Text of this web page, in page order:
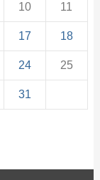
10 11
17 18
24 25
31